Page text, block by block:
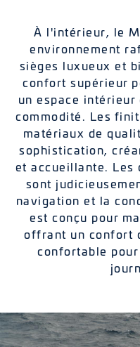
À l'intérieur, le
environnement
sièges luxueux et
confort supérieur
un espace intérieur
commodité. Les
matériaux de
sophistication,
et accueillante. Les
sont
navigation et la
est conçu pour
offrant un confort
confortable